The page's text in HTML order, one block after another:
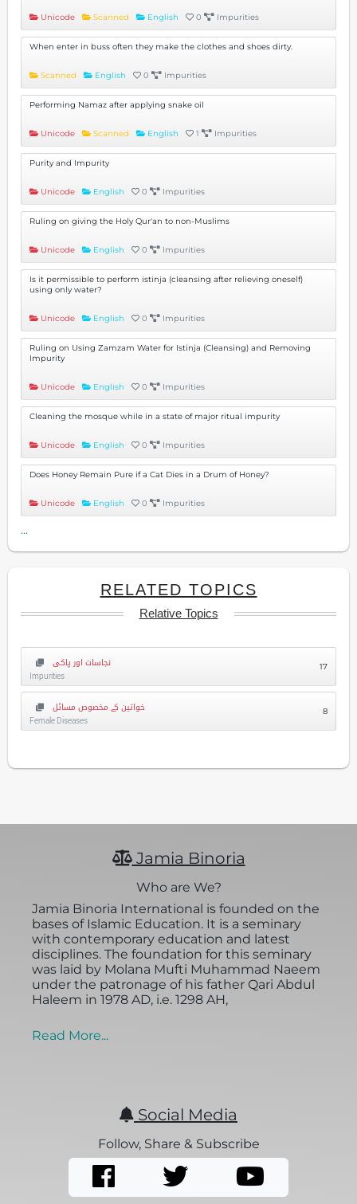
Unicode Scanned English 0 Impurities
When enter in buss often they make the clothes and shoes dirty.
Scanned English 0 Impurities
Performing Namaz after applying snake oil
Unicode Scanned English 1 Impurities
Purity and Impurity
Unicode English 0 Impurities
Ruling on giving the Holy Qur'an to non-Muslims
Unicode English 0 Impurities
Is it permissible to perform istinja (cleansing after relieving oneself)
using only water?
Unicode English 0 Impurities
Ruling on Using Zamzam Water for Istinja (Cleansing) and Removing
Impurity
Unicode English 0 Impurities
Cleaning the mosque while in a state of major ritual impurity
Unicode English 0 Impurities
Does Honey Remain Pure if a Cat Dies in a Drum of Honey?
Unicode English 0 Impurities
...
RELATED TOPICS
Relative Topics
نجاسات اور پاکی
Impurities
17
خواتین کے مخصوص مسائل
Female Diseases
8
Jamia Binoria
Who are We?
Jamia Binoria International is founded on the
bases of Islamic Education. It is a seminary
with contemporary education and latest
disciplines. The foundation for this seminary
was laid by Molana Mufti Muhammad Naeem
under the patronage of his father Qari Abdul
Haleem in 1978 AD, i.e. 1298 AH,
Read More...
Social Media
Follow, Share & Subscribe